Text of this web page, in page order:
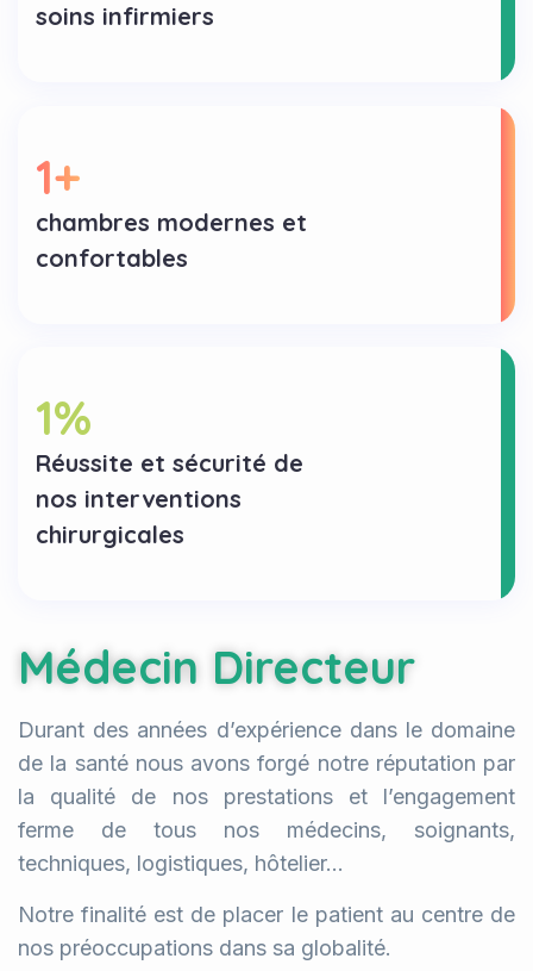
soins infirmiers
1+
chambres modernes et
confortables
1%
Réussite et sécurité de
nos interventions
chirurgicales
Médecin Directeur
Durant des années d’expérience dans le domaine
de la santé nous avons forgé notre réputation par
la qualité de nos prestations et l’engagement
ferme de tous nos médecins, soignants,
techniques, logistiques, hôtelier…
Notre finalité est de placer le patient au centre de
nos préoccupations dans sa globalité.